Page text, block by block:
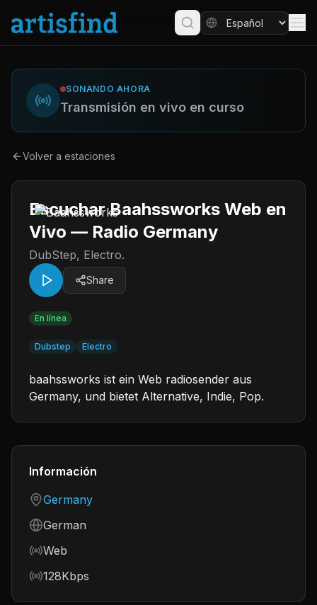
SONANDO AHORA
Transmisión en vivo en curso
Volver a estaciones
Escuchar Baahssworks Web en
Vivo — Radio Germany
DubStep, Electro.
Share
En línea
Dubstep Electro
baahssworks ist ein Web radiosender aus
Germany, und bietet Alternative, Indie, Pop.
Información
Country
Germany
Language
German
Frequency
Web
Bitrate
128Kbps